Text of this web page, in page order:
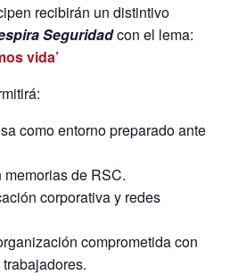
recibirán un distintivo
Seguridadcon el lema:
vida’
como entorno preparado ante
de RSC.
corporativa y redes
comprometida con